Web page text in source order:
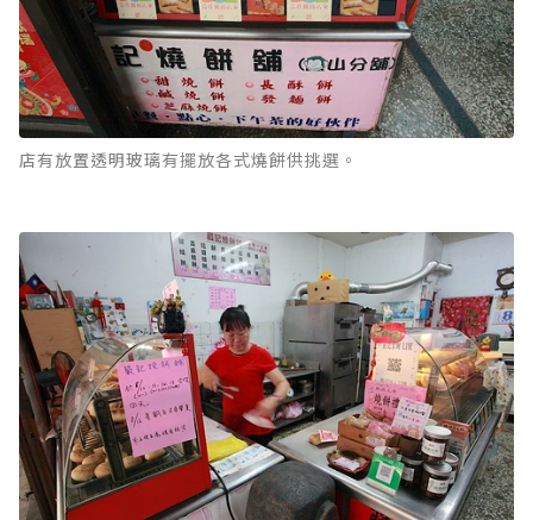
店有放置透明玻璃有擺放各式燒餅供挑選。